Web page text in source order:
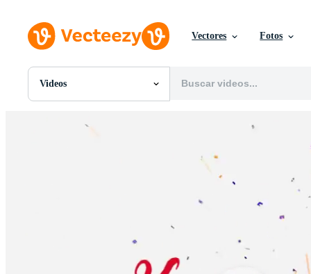
Vectores Fotos
Videos
Todas Imágenes
Eventos Editoriales